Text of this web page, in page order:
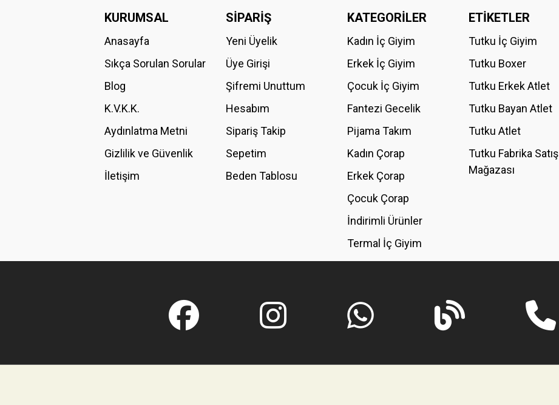
Bu ürüne ilk yorumu siz yapın!
Ürün resmi kalitesiz, bozuk veya görüntülenemiyor.
Ürün fiyatı diğer sitelerden daha pahalı.
Bu ürüne benzer farklı alternatifler olmalı.
KURUMSAL
Anasayfa
Sıkça Sorulan Sorular
Blog
K.V.K.K.
Aydınlatma Metni
Gizlilik ve Güvenlik
İletişim
SİPARİŞ
Yeni Üyelik
Üye Girişi
Şifremi Unuttum
Hesabım
Sipariş Takip
Sepetim
Beden Tablosu
KATEGORİLER
Kadın İç Giyim
Erkek İç Giyim
Çocuk İç Giyim
Fantezi Gecelik
Pijama Takım
Kadın Çorap
Erkek Çorap
Çocuk Çorap
İndirimli Ürünler
Termal İç Giyim
ETİKETLER
Tutku İç Giyim
Tutku Boxer
Tutku Erkek Atlet
Tutku Bayan Atlet
Tutku Atlet
Tutku Fabrika Satış
Mağazası